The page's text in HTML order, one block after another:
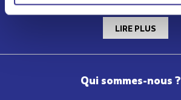
LIRE PLUS
Qui sommes-nous ?